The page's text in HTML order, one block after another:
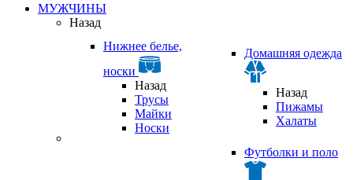
МУЖЧИНЫ
Назад
Нижнее белье,
носки
Назад
Трусы
Майки
Носки
Домашняя одежда
Назад
Пижамы
Халаты
Футболки и поло